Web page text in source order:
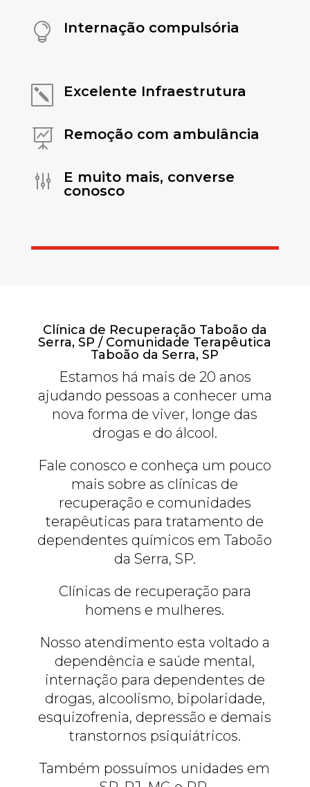
 Internação compulsória
k Excelente Infraestrutura
 Remoção com ambulância
g
E muito mais, converse
conosco
Clínica de Recuperação Taboão da
Serra, SP / Comunidade Terapêutica
Taboão da Serra, SP
Estamos há mais de 20 anos
ajudando pessoas a conhecer uma
nova forma de viver, longe das
drogas e do álcool.
Fale conosco e conheça um pouco
mais sobre as clínicas de
recuperação e comunidades
terapêuticas para tratamento de
dependentes químicos em Taboão
da Serra, SP.
Clínicas de recuperação para
homens e mulheres.
Nosso atendimento esta voltado a
dependência e saúde mental,
internação para dependentes de
drogas, alcoolismo, bipolaridade,
esquizofrenia, depressão e demais
transtornos psiquiátricos.
Também possuímos unidades em